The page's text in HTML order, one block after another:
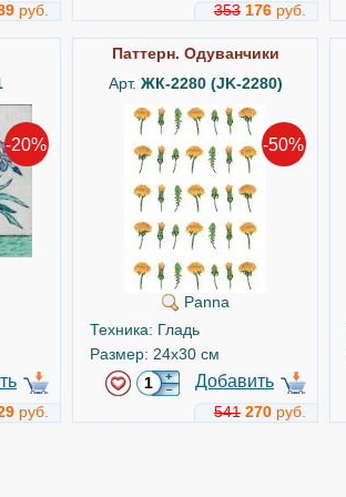
руб. 353 176 руб.
-20%
руб.
Паттерн. Одуванчики
Арт. ЖК-2280 (JK-2280)
-50%
Panna
Техника: Гладь
Размер: 24x30 см
Добавить
541 270 руб.